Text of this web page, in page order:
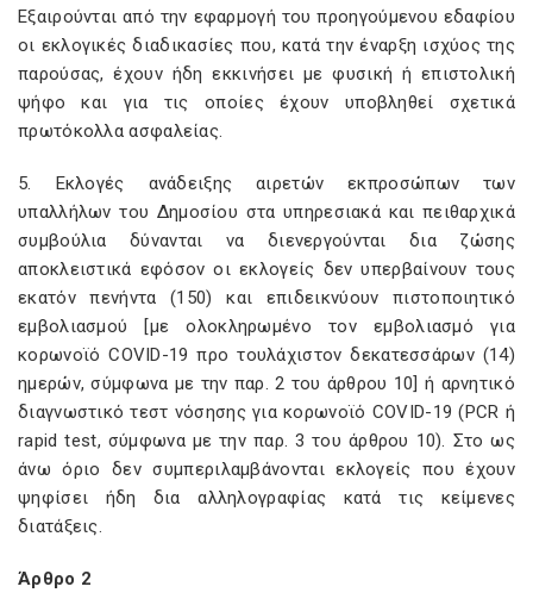
Εξαιρούνται από την εφαρμογή του προηγούμενου εδαφίου
οι εκλογικές διαδικασίες που, κατά την έναρξη ισχύος της
παρούσας, έχουν ήδη εκκινήσει με φυσική ή επιστολική
ψήφο και για τις οποίες έχουν υποβληθεί σχετικά
πρωτόκολλα ασφαλείας.
5. Εκλογές ανάδειξης αιρετών εκπροσώπων των
υπαλλήλων του Δημοσίου στα υπηρεσιακά και πειθαρχικά
συμβούλια δύνανται να διενεργούνται δια ζώσης
αποκλειστικά εφόσον οι εκλογείς δεν υπερβαίνουν τους
εκατόν πενήντα (150) και επιδεικνύουν πιστοποιητικό
εμβολιασμού [με ολοκληρωμένο τον εμβολιασμό για
κορωνοϊό COVID-19 προ τουλάχιστον δεκατεσσάρων (14)
ημερών, σύμφωνα με την παρ. 2 του άρθρου 10] ή αρνητικό
διαγνωστικό τεστ νόσησης για κορωνοϊό COVID-19 (PCR ή
rapid test, σύμφωνα με την παρ. 3 του άρθρου 10). Στο ως
άνω όριο δεν συμπεριλαμβάνονται εκλογείς που έχουν
ψηφίσει ήδη δια αλληλογραφίας κατά τις κείμενες
διατάξεις.
Άρθρο 2